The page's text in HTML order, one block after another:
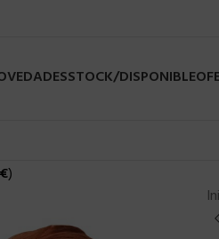
STOCK/DISPONIBLE
€)